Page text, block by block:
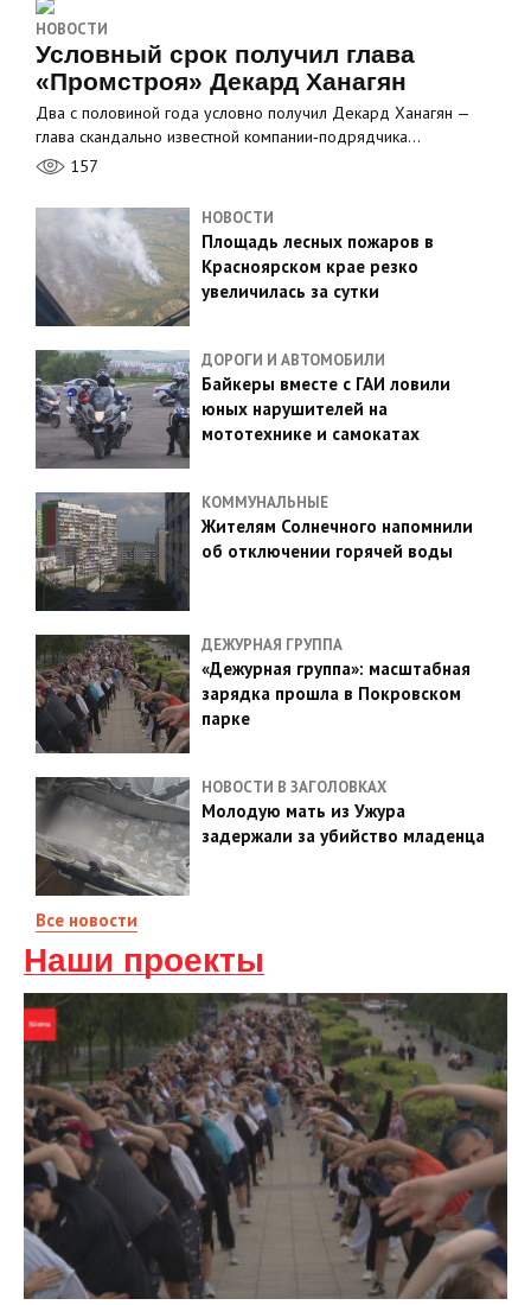
НОВОСТИ
Условный срок получил глава
«Промстроя» Декард Ханагян
Два с половиной года условно получил Декард Ханагян —
глава скандально известной компании‑подрядчика…
157
НОВОСТИ
Площадь лесных пожаров в
Красноярском крае резко
увеличилась за сутки
ДОРОГИ И АВТОМОБИЛИ
Байкеры вместе с ГАИ ловили
юных нарушителей на
мототехнике и самокатах
КОММУНАЛЬНЫЕ
Жителям Солнечного напомнили
об отключении горячей воды
ДЕЖУРНАЯ ГРУППА
«Дежурная группа»: масштабная
зарядка прошла в Покровском
парке
НОВОСТИ В ЗАГОЛОВКАХ
Молодую мать из Ужура
задержали за убийство младенца
Все новости
Наши проекты